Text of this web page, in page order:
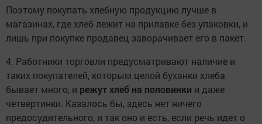
Поэтому покупать хлебную продукцию лучше в
магазинах, где хлеб лежит на прилавке без упаковки, и
лишь при покупке продавец заворачивает его в пакет.
4. Работники торговли предусматривают наличие и
таких покупателей, которым целой буханки хлеба
бывает много, и режут хлеб на половинки и даже
четвертинки. Казалось бы, здесь нет ничего
предосудительного, и так оно и есть, если речь идет о